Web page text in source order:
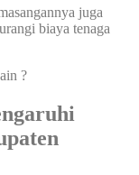
juga
biaya tenaga
?